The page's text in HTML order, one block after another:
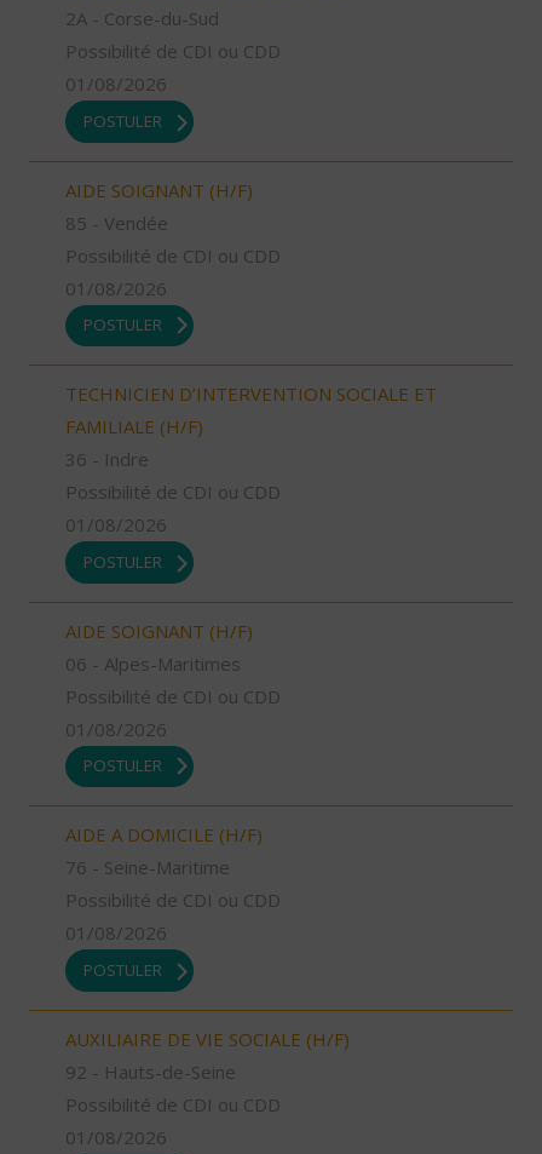
2A - Corse-du-Sud
Possibilité de CDI ou CDD
01/08/2026
POSTULER
AIDE SOIGNANT (H/F)
85 - Vendée
Possibilité de CDI ou CDD
01/08/2026
POSTULER
TECHNICIEN D’INTERVENTION SOCIALE ET
FAMILIALE (H/F)
36 - Indre
Possibilité de CDI ou CDD
01/08/2026
POSTULER
AIDE SOIGNANT (H/F)
06 - Alpes-Maritimes
Possibilité de CDI ou CDD
01/08/2026
POSTULER
AIDE A DOMICILE (H/F)
76 - Seine-Maritime
Possibilité de CDI ou CDD
01/08/2026
POSTULER
AUXILIAIRE DE VIE SOCIALE (H/F)
92 - Hauts-de-Seine
Possibilité de CDI ou CDD
01/08/2026